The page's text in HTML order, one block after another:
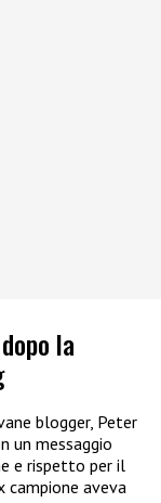
la
blogger, Peter
un messaggio
e rispetto per il
campione aveva